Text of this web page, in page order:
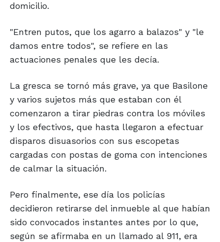
domicilio.
"Entren putos, que los agarro a balazos" y "le
damos entre todos", se refiere en las
actuaciones penales que les decía.
La gresca se tornó más grave, ya que Basilone
y varios sujetos más que estaban con él
comenzaron a tirar piedras contra los móviles
y los efectivos, que hasta llegaron a efectuar
disparos disuasorios con sus escopetas
cargadas con postas de goma con intenciones
de calmar la situación.
Pero finalmente, ese día los policías
decidieron retirarse del inmueble al que habían
sido convocados instantes antes por lo que,
según se afirmaba en un llamado al 911, era